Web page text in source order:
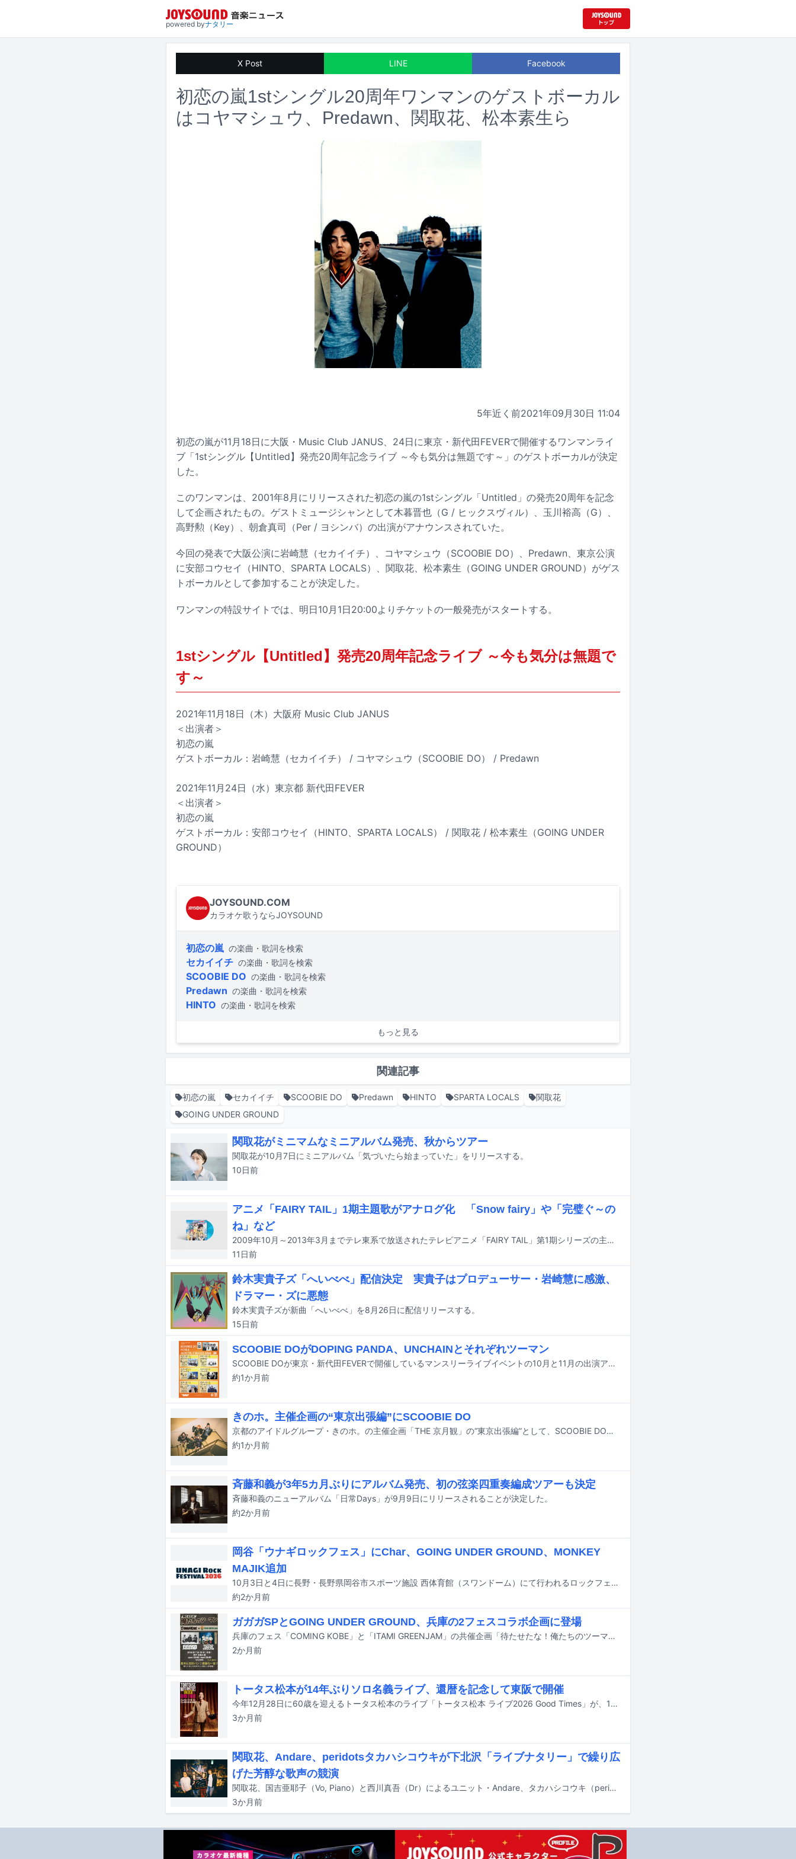
powered byナタリー
X Post LINE Facebook
初恋の嵐1stシングル20周年ワンマンのゲストボーカル
はコヤマシュウ、Predawn、関取花、松本素生ら
5年近く前2021年09月30日 11:04
初恋の嵐が11月18日に大阪・Music Club JANUS、24日に東京・新代田FEVERで開催するワンマンライ
ブ「1stシングル【Untitled】発売20周年記念ライブ ～今も気分は無題です～」のゲストボーカルが決定
した。
このワンマンは、2001年8月にリリースされた初恋の嵐の1stシングル「Untitled」の発売20周年を記念
して企画されたもの。ゲストミュージシャンとして木暮晋也（G / ヒックスヴィル）、玉川裕高（G）、
高野勲（Key）、朝倉真司（Per / ヨシンバ）の出演がアナウンスされていた。
今回の発表で大阪公演に岩崎慧（セカイイチ）、コヤマシュウ（SCOOBIE DO）、Predawn、東京公演
に安部コウセイ（HINTO、SPARTA LOCALS）、関取花、松本素生（GOING UNDER GROUND）がゲス
トボーカルとして参加することが決定した。
ワンマンの特設サイトでは、明日10月1日20:00よりチケットの一般発売がスタートする。
1stシングル【Untitled】発売20周年記念ライブ ～今も気分は無題で
す～
2021年11月18日（木）大阪府 Music Club JANUS
＜出演者＞
初恋の嵐
ゲストボーカル：岩崎慧（セカイイチ） / コヤマシュウ（SCOOBIE DO） / Predawn
2021年11月24日（水）東京都 新代田FEVER
＜出演者＞
初恋の嵐
ゲストボーカル：安部コウセイ（HINTO、SPARTA LOCALS） / 関取花 / 松本素生（GOING UNDER
GROUND）
JOYSOUND.COM
カラオケ歌うならJOYSOUND
初恋の嵐 の楽曲・歌詞を検索
セカイイチ の楽曲・歌詞を検索
SCOOBIE DO の楽曲・歌詞を検索
Predawn の楽曲・歌詞を検索
HINTO の楽曲・歌詞を検索
もっと見る
関連記事
初恋の嵐 セカイイチ SCOOBIE DO Predawn HINTO SPARTA LOCALS
関取花
GOING UNDER GROUND
関取花がミニマムなミニアルバム発売、秋からツアー
関取花が10月7日にミニアルバム「気づいたら始まっていた」をリリースする。
10日前
アニメ「FAIRY TAIL」1期主題歌がアナログ化 「Snow fairy」や「完璧ぐ～の
ね」など
2009年10月～2013年3月までテレ東系で放送されたテレビアニメ「FAIRY TAIL」第1期シリーズの主題歌を集めたコンピレーションアルバム「TVアニメ『FAIRY TAIL』オープニング＆エンディングソングス VOL. 1」「TVアニメ『FAIRY TAIL』オープニング＆エンディングソングス VOL. 2」「TVアニメ『FAIRY TAIL』オープニング＆エンディングソングス VOL. 3」のアナログ盤が、12月16日に発売される。
11日前
鈴木実貴子ズ「へいべべ」配信決定 実貴子はプロデューサー・岩崎慧に感激、
ドラマー・ズに悪態
鈴木実貴子ズが新曲「へいべべ」を8月26日に配信リリースする。
15日前
SCOOBIE DOがDOPING PANDA、UNCHAINとそれぞれツーマン
SCOOBIE DOが東京・新代田FEVERで開催しているマンスリーライブイベントの10月と11月の出演アーティストが決定した。
約1か月前
きのホ。主催企画の“東京出張編”にSCOOBIE DO
京都のアイドルグループ・きのホ。の主催企画「THE 京月観」の“東京出張編”として、SCOOBIE DOとのツーマンライブが8月10日に開催されることが決定した。
約1か月前
斉藤和義が3年5カ月ぶりにアルバム発売、初の弦楽四重奏編成ツアーも決定
斉藤和義のニューアルバム「日常Days」が9月9日にリリースされることが決定した。
約2か月前
岡谷「ウナギロックフェス」にChar、GOING UNDER GROUND、MONKEY
MAJIK追加
10月3日と4日に長野・長野県岡谷市スポーツ施設 西体育館（スワンドーム）にて行われるロックフェスティバル「UNAGI ROCK FESTIVAL 2026」の追加出演アーティストが発表された。
約2か月前
ガガガSPとGOING UNDER GROUND、兵庫の2フェスコラボ企画に登場
兵庫のフェス「COMING KOBE」と「ITAMI GREENJAM」の共催企画「待たせたな！俺たちのツーマン」が7月20日に兵庫・MUSIC ZOO KOBE 太陽と虎にて開催される。
2か月前
トータス松本が14年ぶりソロ名義ライブ、還暦を記念して東阪で開催
今年12月28日に60歳を迎えるトータス松本のライブ「トータス松本 ライブ2026 Good Times」が、12月に東京と大阪で開催される。
3か月前
関取花、Andare、peridotsタカハシコウキが下北沢「ライブナタリー」で繰り広
げた芳醇な歌声の競演
関取花、国吉亜耶子（Vo, Piano）と西川真吾（Dr）によるユニット・Andare、タカハシコウキ（peridots）が出演するライブナタリー主催の対バンイベントが、5月16日に東京・下北沢SHELTERで行われた。
3か月前